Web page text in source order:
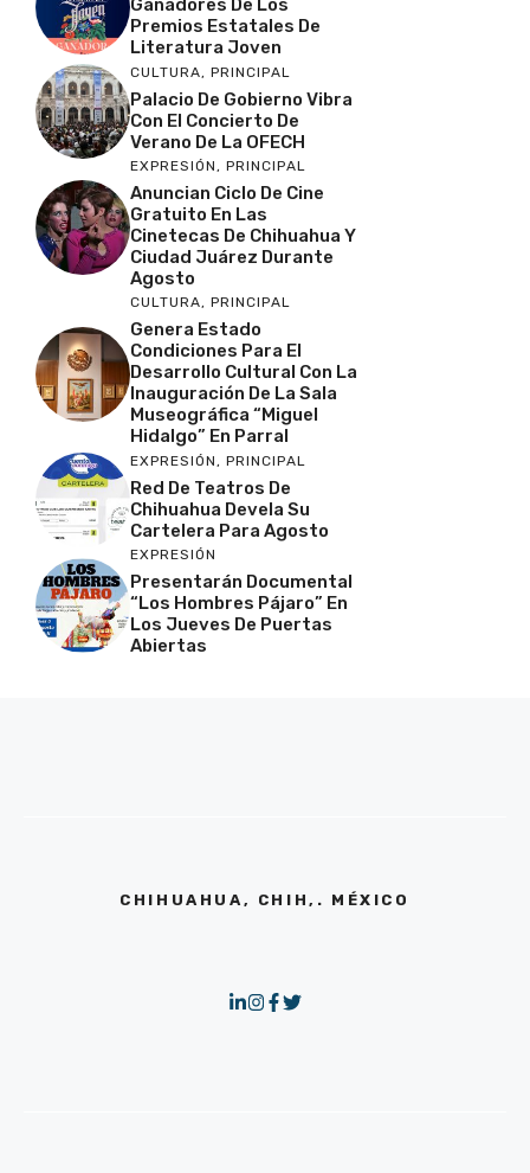
Ganadores De Los
Premios Estatales De
Literatura Joven
CULTURA, PRINCIPAL
Palacio De Gobierno Vibra
Con El Concierto De
Verano De La OFECH
EXPRESIÓN, PRINCIPAL
Anuncian Ciclo De Cine
Gratuito En Las
Cinetecas De Chihuahua Y
Ciudad Juárez Durante
Agosto
CULTURA, PRINCIPAL
Genera Estado
Condiciones Para El
Desarrollo Cultural Con La
Inauguración De La Sala
Museográfica “Miguel
Hidalgo” En Parral
EXPRESIÓN , PRINCIPAL
Red De Teatros De
Chihuahua Devela Su
Cartelera Para Agosto
EXPRESIÓN
Presentarán Documental
“Los Hombres Pájaro” En
Los Jueves De Puertas
Abiertas
CHIHUAHUA, CHIH,. MÉXICO